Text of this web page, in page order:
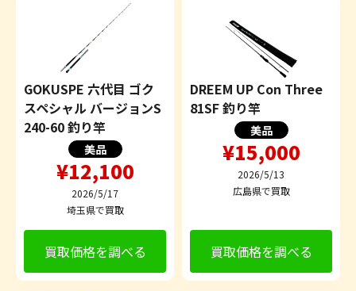
GOKUSPE 六代目 ゴク
スペシャル バージョンS
240-60 釣り竿
美品
¥12,100
2026/5/17
埼玉県で買取
買取価格を調べる
DREEM UP Con Three
81SF 釣り竿
美品
¥15,000
2026/5/13
広島県で買取
買取価格を調べる